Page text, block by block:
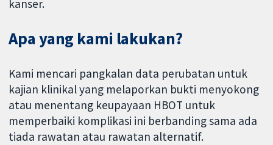
kanser.
Apa yang kami lakukan?
Kami mencari pangkalan data perubatan untuk
kajian klinikal yang melaporkan bukti menyokong
atau menentang keupayaan HBOT untuk
memperbaiki komplikasi ini berbanding sama ada
tiada rawatan atau rawatan alternatif.